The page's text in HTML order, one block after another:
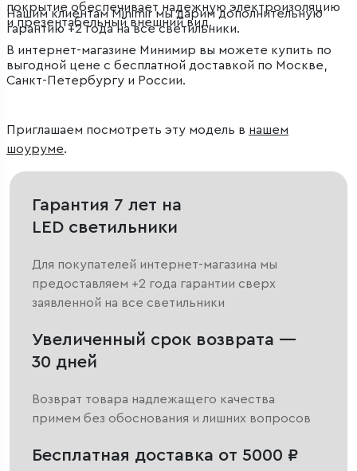
покрытие обеспечивает надежную электроизоляцию
и презентабельный внешний вид.
Нашим клиентам Minimir мы дарим дополнительную
гарантию +2 года на все светильники.
В интернет-магазине Минимир вы можете купить по
выгодной цене с бесплатной доставкой по Москве,
Санкт-Петербургу и России.
Приглашаем посмотреть эту модель в нашем
шоуруме.
Гарантия 7 лет на
LED светильники
Для покупателей интернет-магазина мы
предоставляем +2 года гарантии сверх
заявленной на все светильники
Увеличенный срок возврата —
30 дней
Возврат товара надлежащего качества
примем без обоснования и лишних вопросов
Бесплатная доставка от 5000 ₽